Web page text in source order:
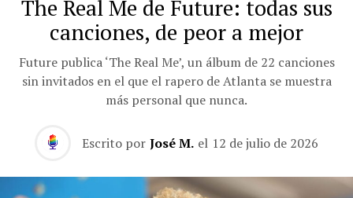
The Real Me de Future: todas sus
canciones, de peor a mejor
Future publica ‘The Real Me’, un álbum de 22 canciones
sin invitados en el que el rapero de Atlanta se muestra
más personal que nunca.
Escrito por José M. el 12 de julio de 2026